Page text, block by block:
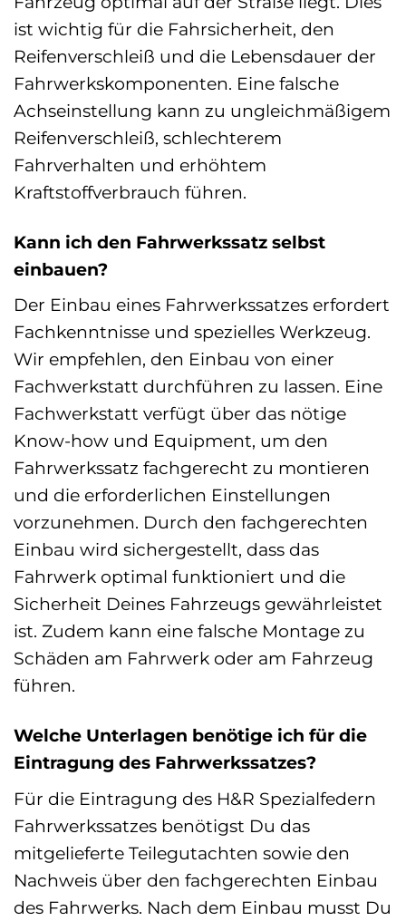
ist wichtig für die Fahrsicherheit, den
Reifenverschleiß und die Lebensdauer der
Fahrwerkskomponenten. Eine falsche
Achseinstellung kann zu ungleichmäßigem
Reifenverschleiß, schlechterem
Fahrverhalten und erhöhtem
Kraftstoffverbrauch führen.
Kann ich den Fahrwerkssatz selbst
einbauen?
Der Einbau eines Fahrwerkssatzes erfordert
Fachkenntnisse und spezielles Werkzeug.
Wir empfehlen, den Einbau von einer
Fachwerkstatt durchführen zu lassen. Eine
Fachwerkstatt verfügt über das nötige
Know-how und Equipment, um den
Fahrwerkssatz fachgerecht zu montieren
und die erforderlichen Einstellungen
vorzunehmen. Durch den fachgerechten
Einbau wird sichergestellt, dass das
Fahrwerk optimal funktioniert und die
Sicherheit Deines Fahrzeugs gewährleistet
ist. Zudem kann eine falsche Montage zu
Schäden am Fahrwerk oder am Fahrzeug
führen.
Welche Unterlagen benötige ich für die
Eintragung des Fahrwerkssatzes?
Für die Eintragung des H&R Spezialfedern
Fahrwerkssatzes benötigst Du das
mitgelieferte Teilegutachten sowie den
Nachweis über den fachgerechten Einbau
des Fahrwerks. Nach dem Einbau musst Du